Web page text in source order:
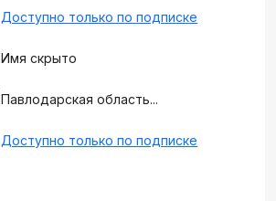
Доступно только по подписке
Имя скрыто
Павлодарская область...
Доступно только по подписке